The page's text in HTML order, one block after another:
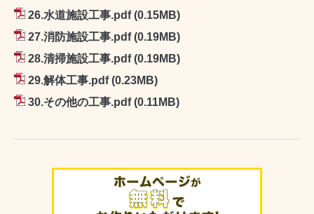
26.水道施設工事.pdf(0.15MB)
27.消防施設工事.pdf(0.19MB)
28.清掃施設工事.pdf(0.19MB)
29.解体工事.pdf(0.23MB)
30.その他の工事.pdf(0.11MB)